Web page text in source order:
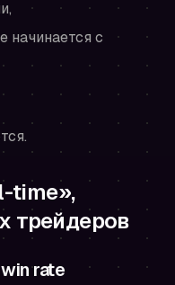
начинается с
time»,
трейдеров
rate